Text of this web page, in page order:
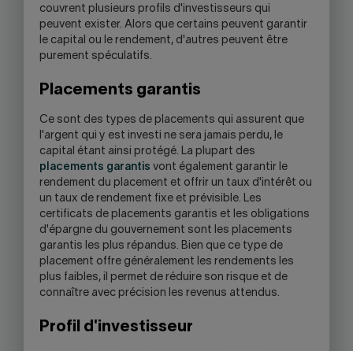
couvrent plusieurs profils d'investisseurs qui
peuvent exister. Alors que certains peuvent garantir
le capital ou le rendement, d'autres peuvent être
purement spéculatifs.
Placements garantis
Ce sont des types de placements qui assurent que
l'argent qui y est investi ne sera jamais perdu, le
capital étant ainsi protégé. La plupart des
placements garantis vont également garantir le
rendement du placement et offrir un taux d'intérêt ou
un taux de rendement fixe et prévisible. Les
certificats de placements garantis et les obligations
d'épargne du gouvernement sont les placements
garantis les plus répandus. Bien que ce type de
placement offre généralement les rendements les
plus faibles, il permet de réduire son risque et de
connaître avec précision les revenus attendus.
Profil d'investisseur